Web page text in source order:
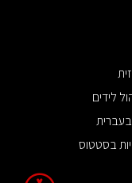
לידים
בעברית
בסטטוס